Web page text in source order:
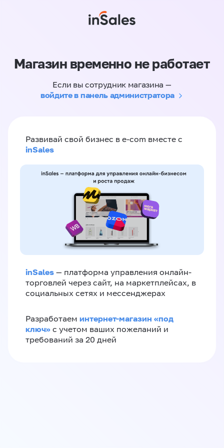
Магазин временно не работает
Если вы сотрудник магазина —
войдите в панель администратора
Развивай свой бизнес в e-com вместе с
inSales
inSales — платформа управления онлайн-
торговлей через сайт, на маркетплейсах, в
социальных сетях и мессенджерах
Разработаем интернет-магазин «‎под
ключ»‎ с учетом ваших пожеланий и
требований за 20 дней